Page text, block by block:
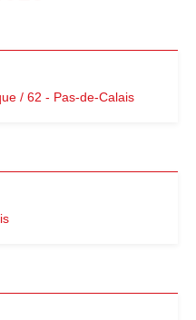
/ 62 - Pas-de-Calais